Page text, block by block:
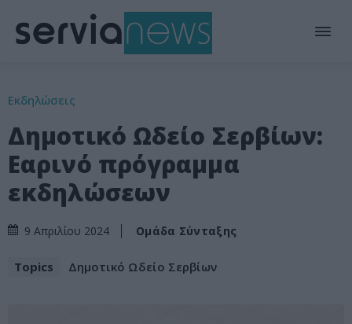
Εκδηλώσεις
Δημοτικό Ωδείο Σερβίων:
Εαρινό πρόγραμμα
εκδηλώσεων
9 Απριλίου 2024 Ομάδα Σύνταξης
Topics Δημοτικό Ωδείο Σερβίων